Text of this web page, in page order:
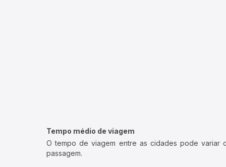
Tempo médio de viagem
O tempo de viagem entre as cidades pode variar
passagem.